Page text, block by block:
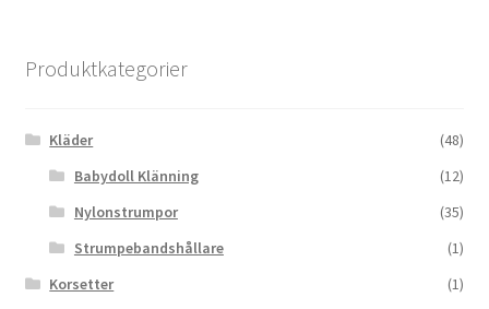
Produktkategorier
Kläder
(48)
Babydoll Klänning
(12)
Nylonstrumpor
(35)
Strumpebandshållare
(1)
Korsetter
(1)